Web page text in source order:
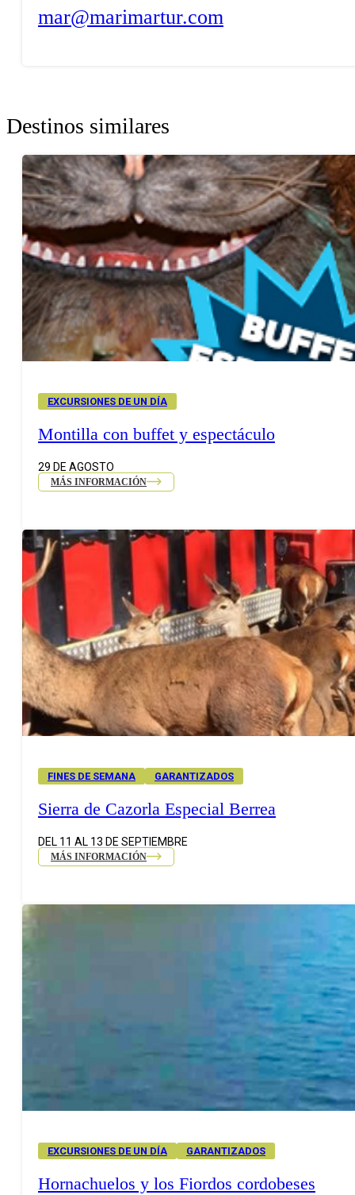
mar@marimartur.com
Destinos similares
EXCURSIONES DE UN DÍA
Montilla con buffet y espectáculo
29 DE AGOSTO
MÁS INFORMACIÓN
FINES DE SEMANA GARANTIZADOS
Sierra de Cazorla Especial Berrea
DEL 11 AL 13 DE SEPTIEMBRE
MÁS INFORMACIÓN
EXCURSIONES DE UN DÍA GARANTIZADOS
Hornachuelos y los Fiordos cordobeses